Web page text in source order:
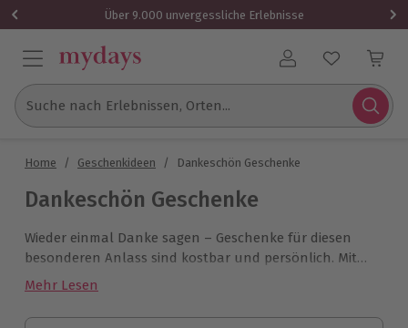
Über 9.000 unvergessliche Erlebnisse
Benutzerkonto
Suche nach Erlebnissen, Orten...
Home / Geschenkideen / Dankeschön Geschenke
Dankeschön Geschenke
Wieder einmal Danke sagen – Geschenke für diesen
besonderen Anlass sind kostbar und persönlich. Mit
einem
Mehr Lesen